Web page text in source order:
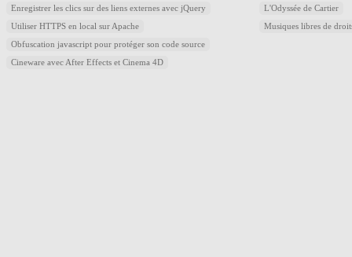
Enregistrer les clics sur des liens externes avec jQuery
Utiliser HTTPS en local sur Apache
Obfuscation javascript pour protéger son code source
Cineware avec After Effects et Cinema 4D
L'Odyssée de Cartier
Musiques libres de